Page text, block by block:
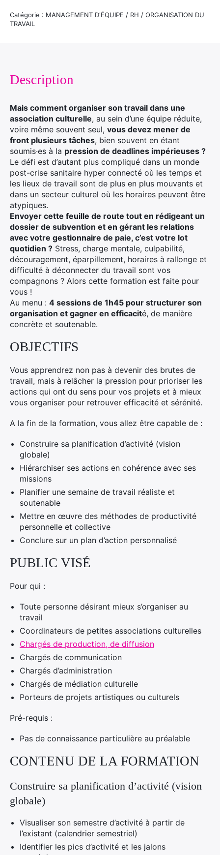
Catégorie : MANAGEMENT D'ÉQUIPE / RH / ORGANISATION DU
TRAVAIL
Description
Mais comment organiser son travail dans une
association culturelle, au sein d’une équipe réduite,
voire même souvent seul, vous devez mener de
front plusieurs tâches, bien souvent en étant
soumis·es à la pression de deadlines impérieuses ?
Le défi est d’autant plus compliqué dans un monde
post-crise sanitaire hyper connecté où les temps et
les lieux de travail sont de plus en plus mouvants et
dans un secteur culturel où les horaires peuvent être
atypiques.
Envoyer cette feuille de route tout en rédigeant un
dossier de subvention et en gérant les relations
avec votre gestionnaire de paie, c’est votre lot
quotidien ? Stress, charge mentale, culpabilité,
découragement, éparpillement, horaires à rallonge et
difficulté à déconnecter du travail sont vos
compagnons ? Alors cette formation est faite pour
vous !
Au menu : 4 sessions de 1h45 pour structurer son
organisation et gagner en efficacité, de manière
concrète et soutenable.
OBJECTIFS
Vous apprendrez non pas à devenir des brutes de
travail, mais à relâcher la pression pour prioriser les
actions qui ont du sens pour vos projets et à mieux
vous organiser pour retrouver efficacité et sérénité.
A la fin de la formation, vous allez être capable de :
Construire sa planification d’activité (vision
globale)
Hiérarchiser ses actions en cohérence avec ses
missions
Planifier une semaine de travail réaliste et
soutenable
Mettre en œuvre des méthodes de productivité
personnelle et collective
Conclure sur un plan d’action personnalisé
PUBLIC VISÉ
Pour qui :
Toute personne désirant mieux s’organiser au
travail
Coordinateurs de petites associations culturelles
Chargés de production, de diffusion
Chargés de communication
Chargés d’administration
Chargés de médiation culturelle
Porteurs de projets artistiques ou culturels
Pré-requis :
Pas de connaissance particulière au préalable
CONTENU DE LA FORMATION
Construire sa planification d’activité (vision
globale)
Visualiser son semestre d’activité à partir de
l’existant (calendrier semestriel)
Identifier les pics d’activité et les jalons